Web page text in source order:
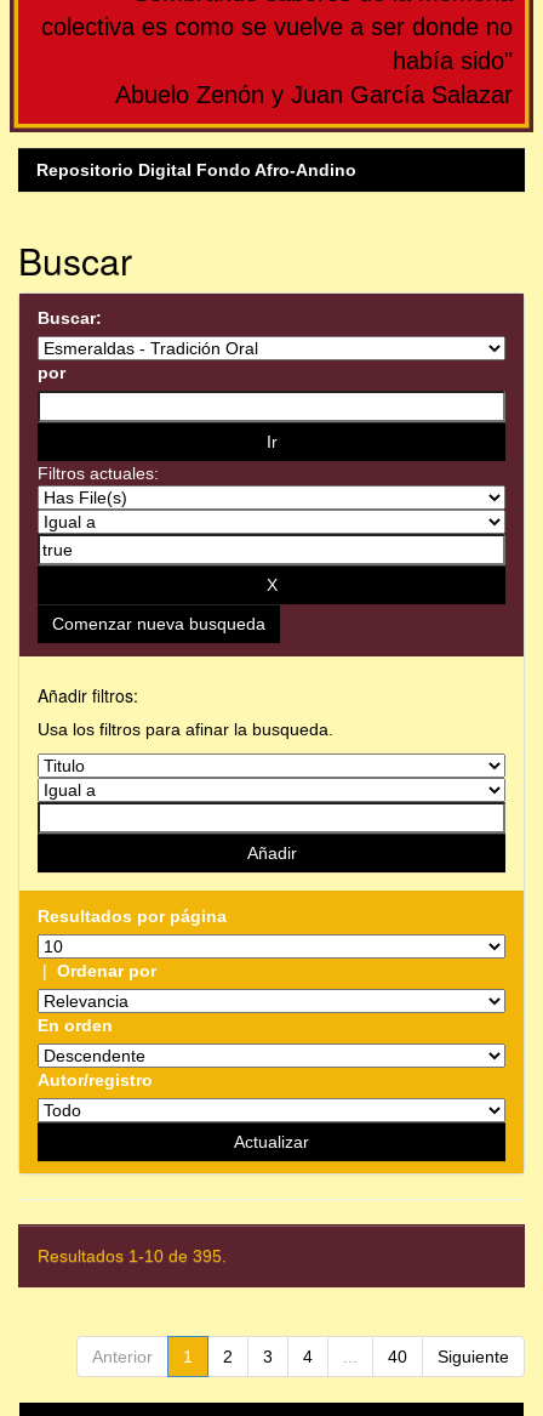
colectiva es como se vuelve a ser donde no
había sido"
Abuelo Zenón y Juan García Salazar
Repositorio Digital Fondo Afro-Andino
Buscar
Buscar:
por
Filtros actuales:
Comenzar nueva busqueda
Añadir filtros:
Usa los filtros para afinar la busqueda.
Resultados por página
| Ordenar por
En orden
Autor/registro
Resultados 1-10 de 395.
Anterior 1 2 3 4 40 Siguiente